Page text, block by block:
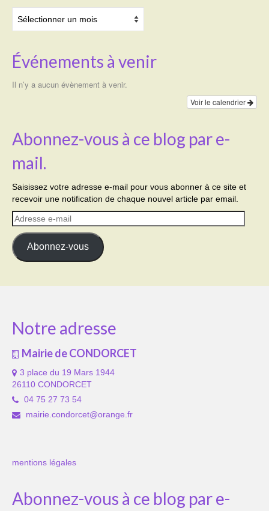
Événements à venir
Il n’y a aucun évènement à venir.
Voir le calendrier
Abonnez-vous à ce blog par e-
mail.
Saisissez votre adresse e-mail pour vous abonner à ce site et
recevoir une notification de chaque nouvel article par email.
Adresse
e-
mail
Abonnez-vous
Notre adresse
Mairie de CONDORCET
3 place du 19 Mars 1944
26110 CONDORCET
04 75 27 73 54
mairie.condorcet@orange.fr
mentions légales
Abonnez-vous à ce blog par e-